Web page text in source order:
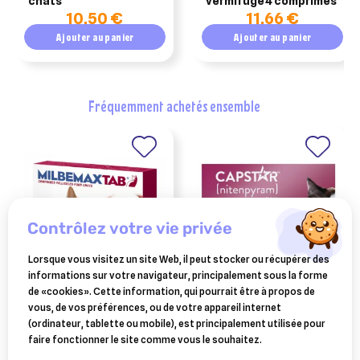
10,50 €
Ajouter au panier
11,66 €
Ajouter au panier
fréquemment achetés ensemble
ELANCO ANIMAL
milbemax tab chats 2 kg et
plus 2 comprimés
15,20 €
ELANCO ANIMAL
capstar (11.4 mg)
comprimés anti-puces
chats 1 à 11 kg16,90 €
contrôlez votre vie privée
Lorsque vous visitez un site Web, il peut stocker ou récupérer des
informations sur votre navigateur, principalement sous la forme
de «cookies». Cette information, qui pourrait être à propos de
vous, de vos préférences, ou de votre appareil internet
(ordinateur, tablette ou mobile), est principalement utilisée pour
faire fonctionner le site comme vous le souhaitez.